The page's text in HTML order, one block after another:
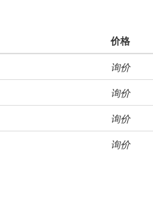
价格
询价
询价
询价
询价